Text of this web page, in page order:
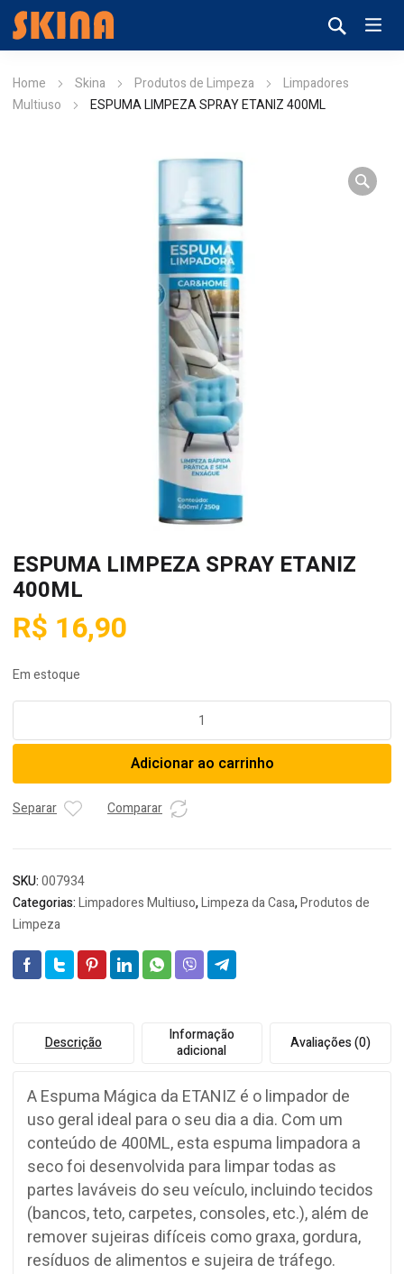
Home Skina Produtos de Limpeza
Limpadores
Multiuso
ESPUMA LIMPEZA SPRAY ETANIZ 400ML
ESPUMA LIMPEZA SPRAY ETANIZ
400ML
R$ 16,90
Em estoque
SPRAY
400ML
quantidade
Adicionar ao carrinho
Separar Comparar
SKU:007934
Categorias:Limpadores Multiuso,Limpeza da Casa,Produtos de
Limpeza
Descrição
Informação
adicional
Avaliações (0)
A Espuma Mágica da ETANIZ é o limpador de
uso geral ideal para o seu dia a dia. Com um
conteúdo de 400ML, esta espuma limpadora a
seco foi desenvolvida para limpar todas as
partes laváveis do seu veículo, incluindo tecidos
(bancos, teto, carpetes, consoles, etc.), além de
remover sujeiras difíceis como graxa, gordura,
resíduos de alimentos e sujeira de tráfego.